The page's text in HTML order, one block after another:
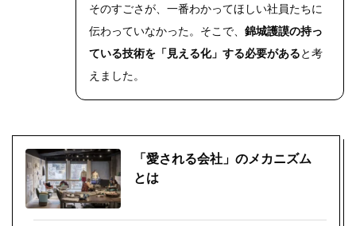
そのすごさが、一番わかってほしい社員たちに
伝わっていなかった。そこで、 錦城護謨の持っ
ている技術を「見える化」する必要があると考
えました。
「愛される会社」のメカニズム
とは